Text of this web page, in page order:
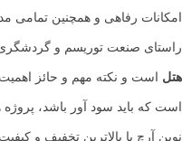
امکانات رفاهی و همچنین
راستای صنعت توریسم و
هتل است و نکته مهم و حائز
است که باید سود آور باشد،
نوین آرچ با بالاترین تخفیف و